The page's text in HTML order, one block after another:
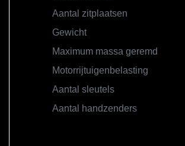
Aantal zitplaatsen
Gewicht
Maximum massa geremd
Motorrijtuigenbelasting
Aantal sleutels
Aantal handzenders